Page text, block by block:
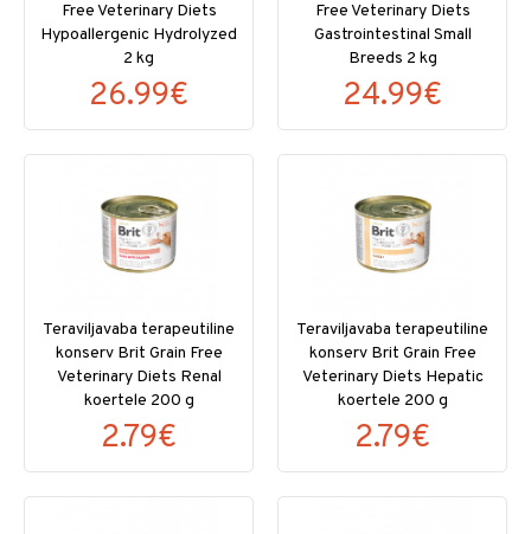
Free Veterinary Diets
Hypoallergenic Hydrolyzed
2 kg
26.99€
Free Veterinary Diets
Gastrointestinal Small
Breeds 2 kg
24.99€
Teraviljavaba terapeutiline
konserv Brit Grain Free
Veterinary Diets Renal
koertele 200 g
2.79€
Teraviljavaba terapeutiline
konserv Brit Grain Free
Veterinary Diets Hepatic
koertele 200 g
2.79€